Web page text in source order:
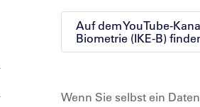
Auf dem YouTube-
Biometrie (IKE-B)
Wenn Sie selbst ein